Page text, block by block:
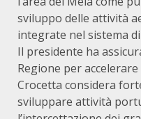
sviluppo delle attività
integrate nel sistema
Il presidente ha
Regione per
Crocetta considera
sviluppare attività